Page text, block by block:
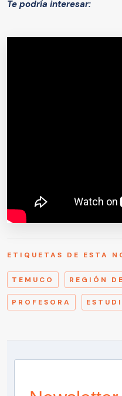
Te podría interesar:
ETIQUETAS DE ESTA
TEMUCO REGIÓN
PROFESORA